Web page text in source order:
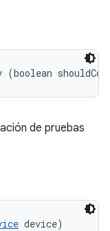
de pruebas
device)